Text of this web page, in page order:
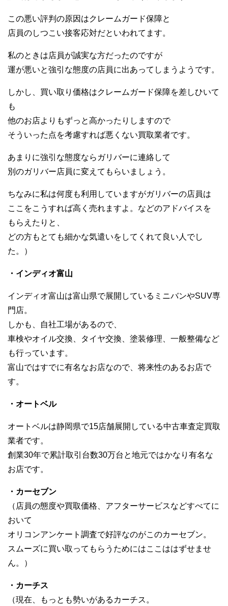
この悪い評判の原因はクレームガード保障と
店員のしつこい接客応対だといわれてます。
私のときは店員が誠実な方だったのですが
運が悪いと強引な態度の店員に出あってしまうようです。
しかし、買い取り価格はクレームガード保障を差しひいて
も
他のお店よりもずっと高かったりしますので
そういった点を考慮すれば悪くない買取業者です。
あまりに強引な態度ならガリバーに連絡して
別のガリバー店員に変えてもらいましょう。
ちなみに私は何度も利用していますがガリバーの店員は
ここをこうすれば高く売れますよ。などのアドバイスを
もらえたりと、
どの方もとても細かな気遣いをしてくれて良い人でし
た。）
・インディオ富山
インディオ富山は富山県で展開しているミニバンやSUV専
門店。
しかも、自社工場があるので、
車検やオイル交換、タイヤ交換、塗装修理、一般整備など
も行っています。
富山ではすでに有名なお店なので、将来性のあるお店で
す。
・オートベル
オートベルは静岡県で15店舗展開している中古車査定買取
業者です。
創業30年で累計取引台数30万台と地元ではかなり有名な
お店です。
・カーセブン
（店員の態度や買取価格、アフターサービスなどすべてに
おいて
オリコンアンケート調査で好評なのがこのカーセブン。
スムーズに買い取ってもらうためにはここははずせませ
ん。）
・カーチス
（現在、もっとも勢いがあるカーチス。